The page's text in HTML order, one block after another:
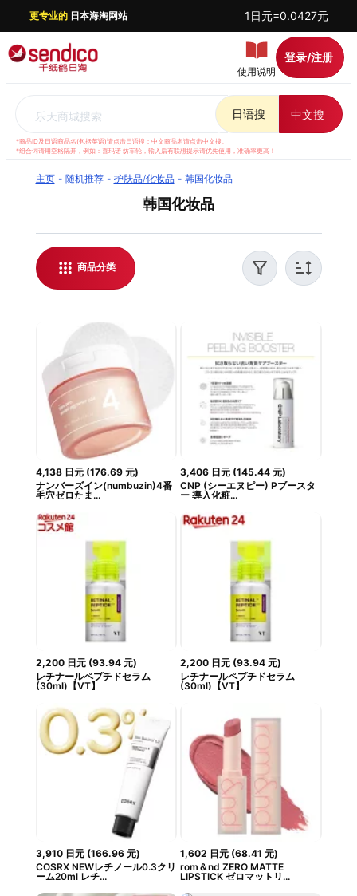
更专业的日本海淘网站 1日元=0.0427元
使用说明
登录/注册
乐天商城搜索 日语搜 中文搜
*商品ID及日语商品名(包括英语)请点击日语搜；中文商品名请点击中文搜。
*组合词请用空格隔开，例如：喜玛诺 纺车轮，输入后有联想提示请优先使用，准确率更高！
主页 随机推荐 护肤品/化妆品 韩国化妆品
韩国化妆品
千纸鹤日淘提供日本乐天 韩国化妆品代购服务，支
持实时汇率结算，方便全球华人日本海淘。我们提
供优质客服支持，解答日淘相关问题，并对每件商
品进行稳妥打包，保障运输安全。无论是购买日本
鹤日淘轻松实现。
商品分类
4,138 日元(176.69 元)
ナンバーズイン(numbuzin)4番
毛穴ゼロたま...
3,406 日元 (145.44 元)
CNP (シーエヌピー) Pブースタ
ー 導入化粧...
2,200 日元(93.94 元)
レチナールペプチドセラム
(30ml)【VT】
2,200 日元 (93.94 元)
レチナールペプチドセラム
(30ml)【VT】
3,910 日元(166.96 元)
COSRX NEWレチノール0.3クリ
ーム20ml レチ...
1,602 日元 (68.41 元)
rom＆nd ZERO MATTE
LIPSTICK ゼロマットリ...